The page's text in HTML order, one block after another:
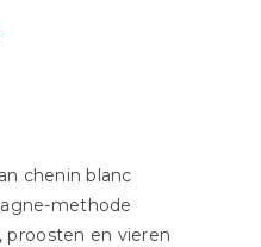
chenin blanc
methode
en vieren